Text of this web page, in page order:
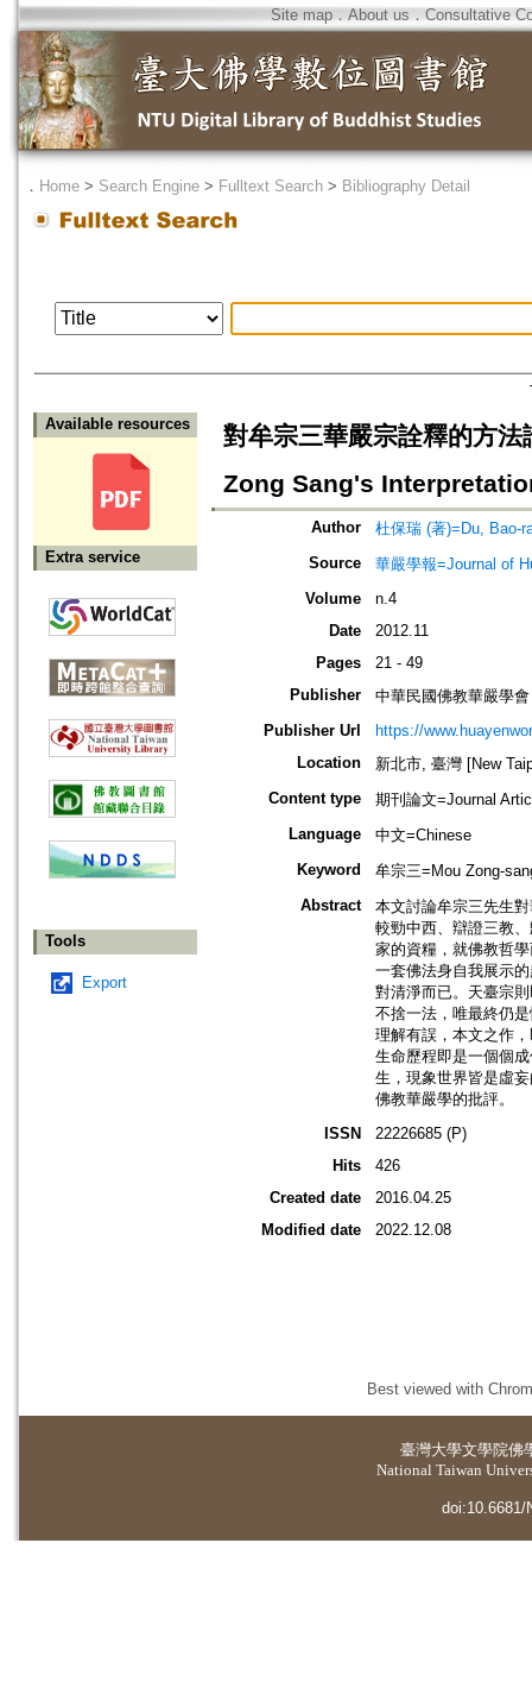
Site map．About us ． Consultative
． Home > Search Engine > Fulltext Search > Bibliography Detail
Available resources
Extra service
Tools
Export
對牟宗三華嚴宗詮釋的方
Zong Sang's
Author
杜保瑞 (著)=Du, Bao-
Source
華嚴學報=Journal of
Volume
n.4
Date
2012.11
Pages
21 - 49
Publisher
中華民國佛教華嚴學會
Publisher Url
https://
Location
新北市, 臺灣 [New
Content type
期刊論文=Journal
Language
中文=Chinese
Keyword
牟宗三=Mou Zong-
Abstract
本文討論牟宗三先生
較勁中西、辯證三教
家的資糧，就佛教哲
一套佛法身自我展示
對清淨而已。天臺宗
不捨一法，唯最終仍
理解有誤，本文之作
生命歷程即是一個個
生，現象世界皆是虛
佛教華嚴學的批評。
ISSN
22226685 (P)
Hits
426
Created date
2016.04.25
Modified date
2022.12.08
Best viewed with
臺灣大學文學院佛
National Taiwan
doi:10.6681/